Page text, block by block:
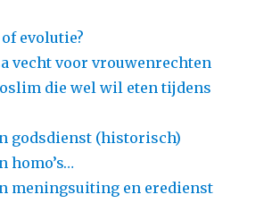
evolutie?
vecht voor vrouwenrechten
die wel wil eten tijdens
godsdienst (historisch)
homo’s…
meningsuiting en eredienst